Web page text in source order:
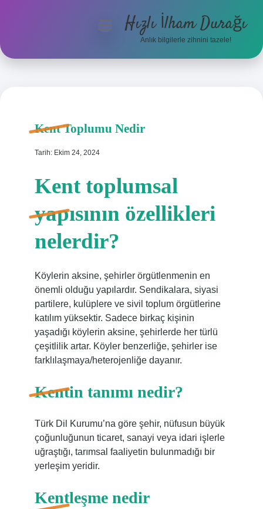
Anasayfa
menüyüHızlı İlham Durağı
Anlık bilgilerle zihnini tazele!
Kent Toplumu Nedir
Tarih: Ekim 24, 2024
Kent toplumsal
yapısının özellikleri
nelerdir?
Köylerin aksine, şehirler örgütlenmenin en
önemli olduğu yapılardır. Sendikalara, siyasi
partilere, kulüplere ve sivil toplum örgütlerine
katılım yüksektir. Sadece birkaç kişinin
yaşadığı köylerin aksine, şehirlerde her türlü
çeşitlilik artar. Köyler benzerliğe, şehirler ise
farklılaşmaya/heterojenliğe dayanır.
Kentin tanımı nedir?
Türk Dil Kurumu’na göre şehir, nüfusun büyük
çoğunluğunun ticaret, sanayi veya idari işlerle
uğraştığı, tarımsal faaliyetin bulunmadığı bir
yerleşim yeridir.
Kentleşme nedir